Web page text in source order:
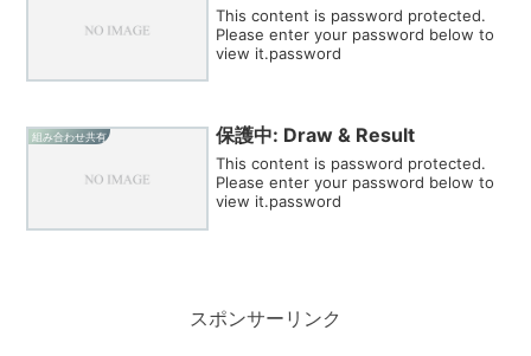
This content is password protected.
Please enter your password below to
view it.password
組み合わせ共有 保護中: Draw & Result
This content is password protected.
Please enter your password below to
view it.password
スポンサーリンク